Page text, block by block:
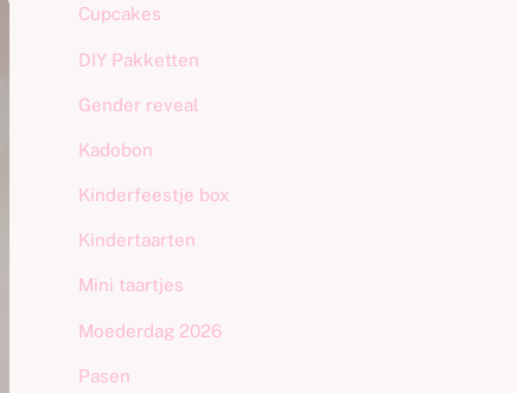
Cupcakes
DIY Pakketten
Gender reveal
Kadobon
Kinderfeestje box
Kindertaarten
Mini taartjes
Moederdag 2026
Pasen